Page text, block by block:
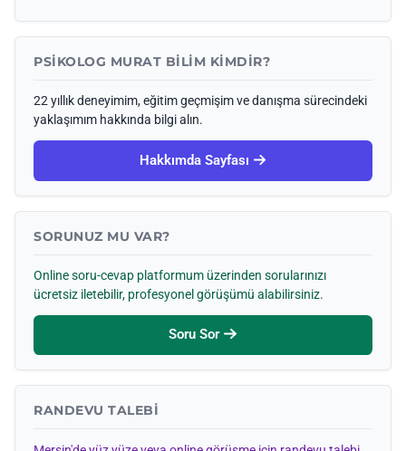
PSIKOLOG MURAT BILIM KIMDIR?
22 yıllık deneyimim, eğitim geçmişim ve danışma sürecindeki
yaklaşımım hakkında bilgi alın.
Hakkımda Sayfası
SORUNUZ MU VAR?
Online soru-cevap platformum üzerinden sorularınızı
ücretsiz iletebilir, profesyonel görüşümü alabilirsiniz.
Soru Sor
RANDEVU TALEBI